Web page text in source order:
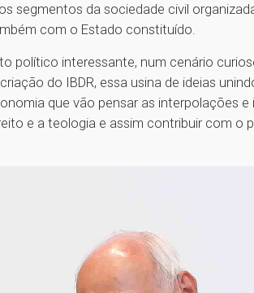
segmentos da sociedade civil
com o Estado constituído.
político interessante, num cenário
do IBDR, essa usina de ideias
que vão pensar as interpolações
e a teologia e assim contribuir com o